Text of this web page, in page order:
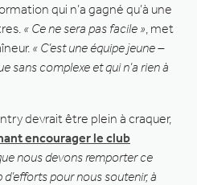
qui n’a gagné qu’à une
« Ce ne sera pas facile » , met
« C’est une équipe jeune –
sans complexe et qui n’a rien à
devrait être plein à craquer,
encourager le club
nous devons remporter ce
pour nous soutenir, à